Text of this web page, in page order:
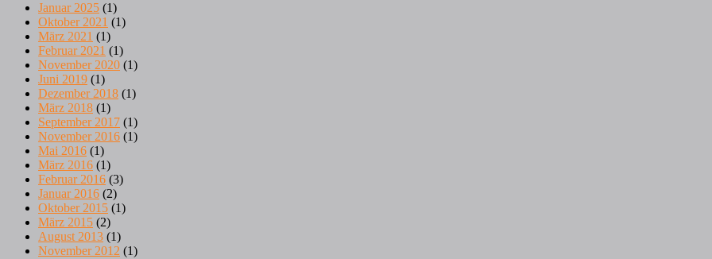
Januar 2025 (1)
Oktober 2021 (1)
März 2021 (1)
Februar 2021 (1)
November 2020 (1)
Juni 2019 (1)
Dezember 2018 (1)
März 2018 (1)
September 2017 (1)
November 2016 (1)
Mai 2016 (1)
März 2016 (1)
Februar 2016 (3)
Januar 2016 (2)
Oktober 2015 (1)
März 2015 (2)
August 2013 (1)
November 2012 (1)